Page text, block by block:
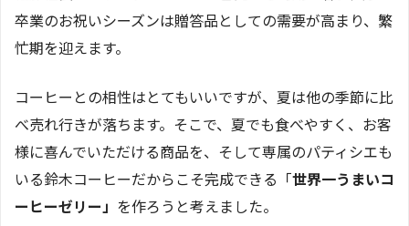
卒業のお祝いシーズンは贈答品としての需要が高まり、繁
忙期を迎えます。
コーヒーとの相性はとてもいいですが、夏は他の季節に比
べ売れ行きが落ちます。そこで、夏でも食べやすく、お客
様に喜んでいただける商品を、そして専属のパティシエも
いる鈴木コーヒーだからこそ完成できる「世界一うまいコ
ーヒーゼリー」 を作ろうと考えました。